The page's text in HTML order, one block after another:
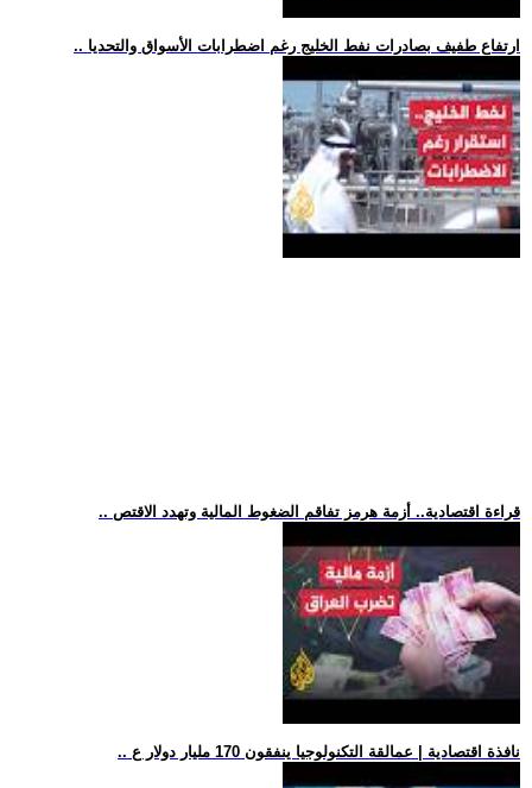
.. ارتفاع طفيف بصادرات نفط الخليج رغم اضطرابات الأسواق والتحديا
.. قراءة اقتصادية.. أزمة هرمز تفاقم الضغوط المالية وتهدد الاقتص
.. نافذة اقتصادية | عمالقة التكنولوجيا ينفقون 170 مليار دولار ع